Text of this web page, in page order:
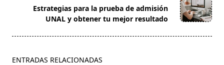
reader-
text">Página</span>
Estrategias para la prueba de admisión
UNAL y obtener tu mejor resultado
ENTRADAS RELACIONADAS